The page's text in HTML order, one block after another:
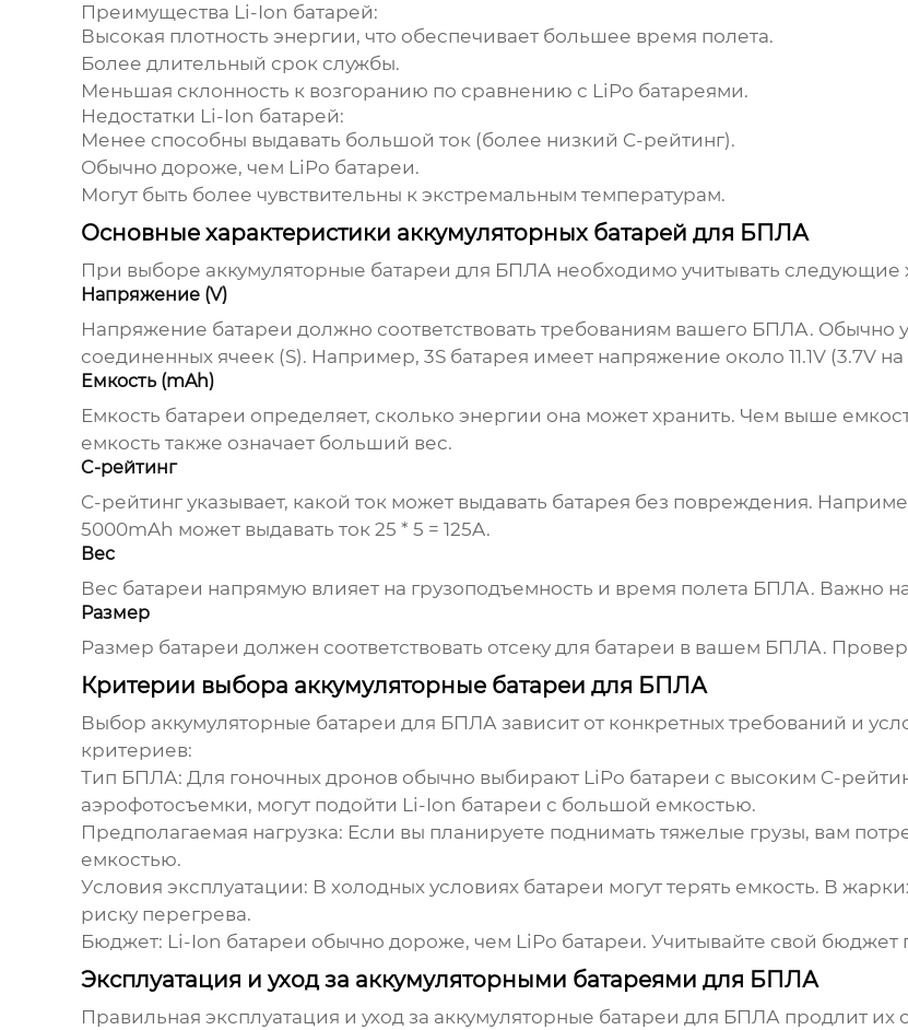
Преимущества Li-Ion батарей:
Высокая плотность энергии, что обеспечивает большее время полета.
Более длительный срок службы.
Меньшая склонность к возгоранию по сравнению с LiPo батареями.
Недостатки Li-Ion батарей:
Менее способны выдавать большой ток (более низкий C-рейтинг).
Обычно дороже, чем LiPo батареи.
Могут быть более чувствительны к экстремальным температурам.
Основные характеристики аккумуляторных батарей для БПЛА
При выборе аккумуляторные батареи для БПЛАнеобходимо учитывать следующие
Напряжение (V)
Напряжение батареи должно соответствовать требованиям вашего БПЛА. Обычно
соединенных ячеек (S). Например, 3S батарея имеет напряжение около 11.1V (3.7V на
Емкость (mAh)
Емкость батареи определяет, сколько энергии она может хранить. Чем выше
емкость также означает больший вес.
C-рейтинг
C-рейтинг указывает, какой ток может выдавать батарея без повреждения.
5000mAh может выдавать ток 25 * 5 = 125A.
Вес
Вес батареи напрямую влияет на грузоподъемность и время полета БПЛА. Важно
Размер
Размер батареи должен соответствовать отсеку для батареи в вашем БПЛА.
Критерии выбора аккумуляторные батареи для БПЛА
Выбор аккумуляторные батареи для БПЛАзависит от конкретных требований и
критериев:
Тип БПЛА: Для гоночных дронов обычно выбирают LiPo батареи с высоким C-
аэрофотосъемки, могут подойти Li-Ion батареи с большой емкостью.
Предполагаемая нагрузка: Если вы планируете поднимать тяжелые грузы, вам
емкостью.
Условия эксплуатации: В холодных условиях батареи могут терять емкость. В
риску перегрева.
Бюджет: Li-Ion батареи обычно дороже, чем LiPo батареи. Учитывайте свой бюджет
Эксплуатация и уход за аккумуляторными батареями для БПЛА
Правильная эксплуатация и уход за аккумуляторные батареи для БПЛАпродлит их